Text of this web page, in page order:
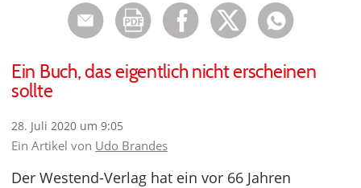
Ein Buch, das eigentlich nicht erscheinen
sollte
28. Juli 2020 um 9:05
Ein Artikel von Udo Brandes
Der Westend-Verlag hat ein vor 66 Jahren